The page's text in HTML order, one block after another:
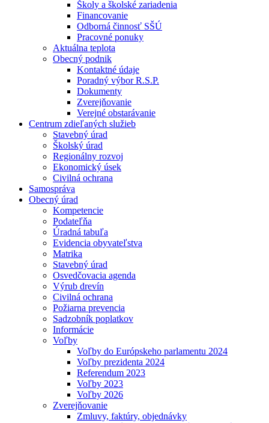
Školy a školské zariadenia
Financovanie
Odborná činnosť SŠÚ
Pracovné ponuky
Aktuálna teplota
Obecný podnik
Kontaktné údaje
Poradný výbor R.S.P.
Dokumenty
Zverejňovanie
Verejné obstarávanie
Centrum zdieľaných služieb
Stavebný úrad
Školský úrad
Regionálny rozvoj
Ekonomický úsek
Civilná ochrana
Samospráva
Obecný úrad
Kompetencie
Podateľňa
Úradná tabuľa
Evidencia obyvateľstva
Matrika
Stavebný úrad
Osvedčovacia agenda
Výrub drevín
Civilná ochrana
Požiarna prevencia
Sadzobník poplatkov
Informácie
Voľby
Voľby do Európskeho parlamentu 2024
Voľby prezidenta 2024
Referendum 2023
Voľby 2023
Voľby 2026
Zverejňovanie
Zmluvy, faktúry, objednávky